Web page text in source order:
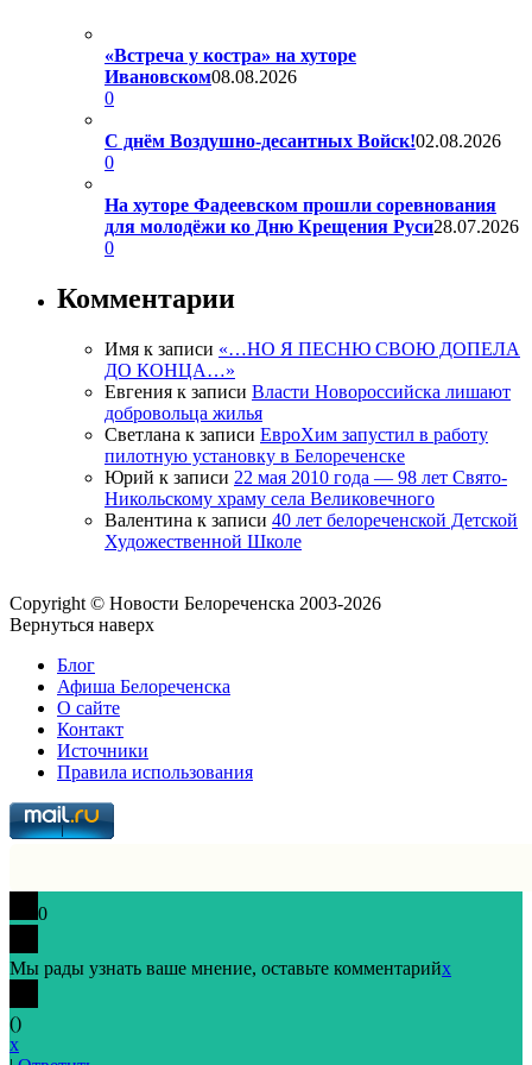
«Встреча у костра» на хуторе
Ивановском08.08.2026
0
С днём Воздушно-десантных Войск!02.08.2026
0
На хуторе Фадеевском прошли соревнования
для молодёжи ко Дню Крещения Руси28.07.2026
0
Комментарии
Имя к записи «…НО Я ПЕСНЮ СВОЮ ДОПЕЛА
ДО КОНЦА…»
Евгения к записи Власти Новороссийска лишают
добровольца жилья
Светлана к записи ЕвроХим запустил в работу
пилотную установку в Белореченске
Юрий к записи 22 мая 2010 года — 98 лет Свято-
Никольскому храму села Великовечного
Валентина к записи 40 лет белореченской Детской
Художественной Школе
Copyright © Новости Белореченска 2003-2026
Вернуться наверх
Блог
Афиша Белореченска
О сайте
Контакт
Источники
Правила использования
0
Мы рады узнать ваше мнение, оставьте комментарийx
()
x